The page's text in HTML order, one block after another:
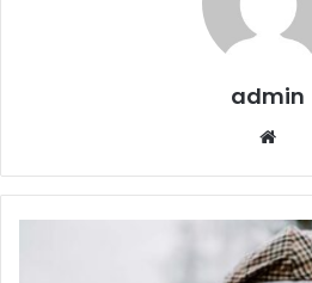
admin